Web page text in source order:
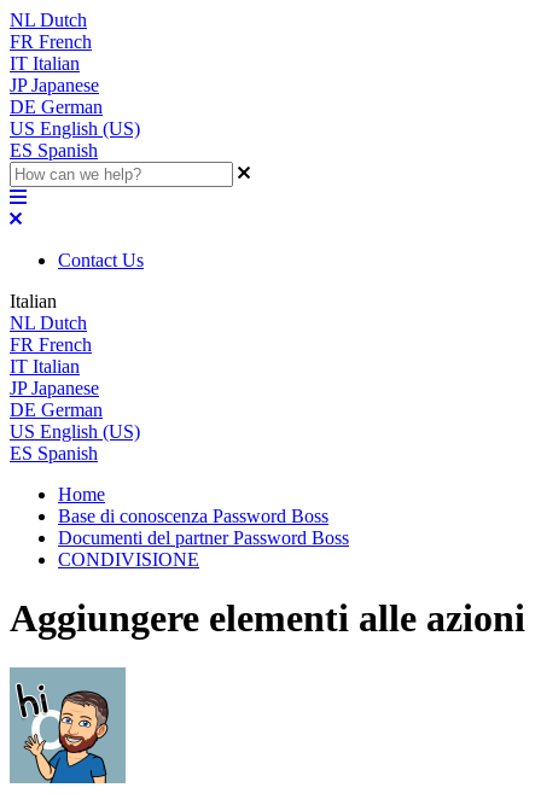
NL Dutch
FR French
IT Italian
JP Japanese
DE German
US English (US)
ES Spanish
Contact Us
Italian
NL Dutch
FR French
IT Italian
JP Japanese
DE German
US English (US)
ES Spanish
Home
Base di conoscenza Password Boss
Documenti del partner Password Boss
CONDIVISIONE
Aggiungere elementi alle azioni